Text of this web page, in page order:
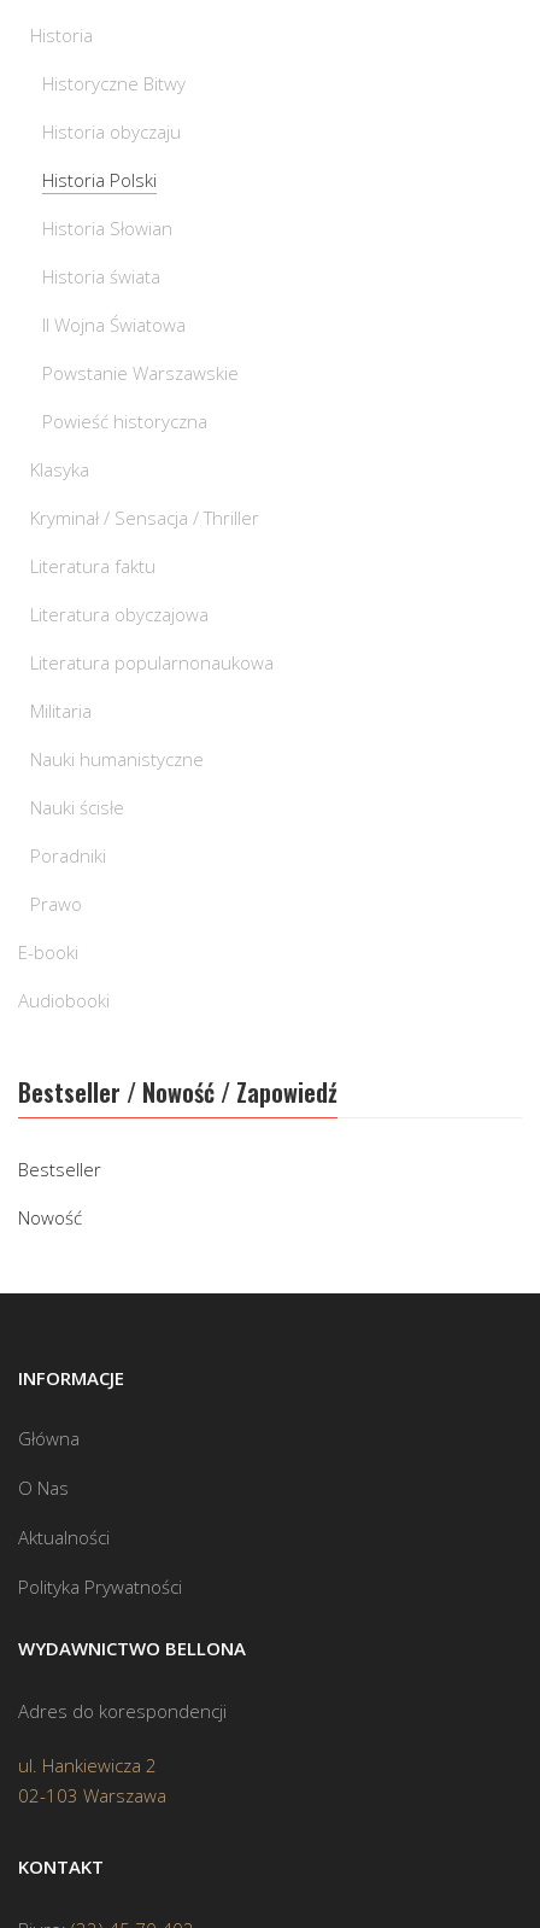
Historia
Historyczne Bitwy
Historia obyczaju
Historia Polski
Historia Słowian
Historia świata
II Wojna Światowa
Powstanie Warszawskie
Powieść historyczna
Klasyka
Kryminał / Sensacja / Thriller
Literatura faktu
Literatura obyczajowa
Literatura popularnonaukowa
Militaria
Nauki humanistyczne
Nauki ścisłe
Poradniki
Prawo
E-booki
Audiobooki
Bestseller / Nowość / Zapowiedź
Bestseller
Nowość
INFORMACJE
Główna
O Nas
Aktualności
Polityka Prywatności
WYDAWNICTWO BELLONA
Adres do korespondencji
ul. Hankiewicza 2
02-103 Warszawa
KONTAKT